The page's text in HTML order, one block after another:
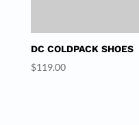
DC COLDPACK SHOES
$119.00